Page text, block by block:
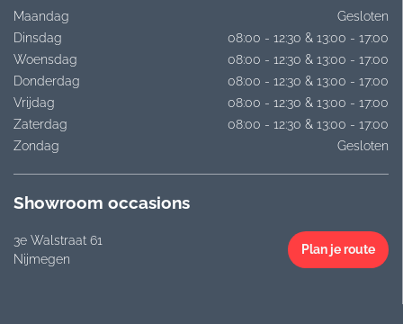
Maandag
Gesloten
Dinsdag
08:00 - 12:30 & 13:00 - 17:00
Woensdag
08:00 - 12:30 & 13:00 - 17:00
Donderdag
08:00 - 12:30 & 13:00 - 17:00
Vrijdag
08:00 - 12:30 & 13:00 - 17:00
Zaterdag
08:00 - 12:30 & 13:00 - 17:00
Zondag
Gesloten
Showroom occasions
3e Walstraat 61
Nijmegen
Plan je route